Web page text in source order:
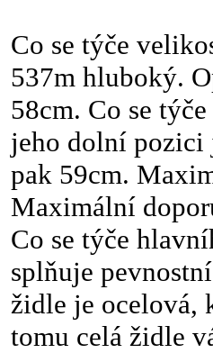
Co se týče
537m hluboký.
58cm. Co se
jeho dolní pozici
pak 59cm.
Maximální
Co se týče
splňuje
židle je
tomu celá židle